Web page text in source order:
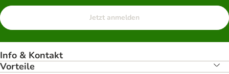
Jetzt anmelden
Info & Kontakt
Vorteile